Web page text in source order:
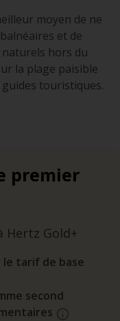
moyen de ne
et de
hors du
la plage paisible
guides touristiques.
premier
Hertz Gold+
le tarif de base
second